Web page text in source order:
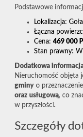
Podstawowe
Lokalizacja:
Łączna
Cena: 469 000
Stan prawny:
Dodatkowa
Nieruchomość objęta
gminy o
oraz usługową, co
w przyszłości.
Szczegóły